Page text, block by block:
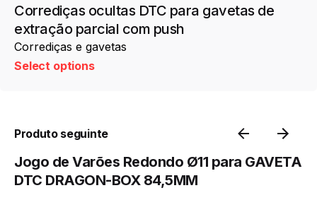
Corrediças ocultas DTC para gavetas de
extração parcial com push
Corrediças e gavetas
Select options
Produto seguinte
Jogo de Varões Redondo Ø11 para GAVETA
DTC DRAGON-BOX 84,5MM